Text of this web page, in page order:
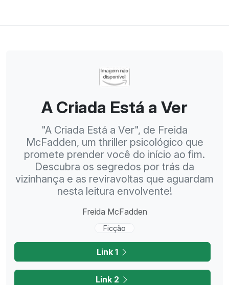
A Criada Está a Ver
"A Criada Está a Ver", de Freida
McFadden, um thriller psicológico que
promete prender você do início ao fim.
Descubra os segredos por trás da
vizinhança e as reviravoltas que aguardam
nesta leitura envolvente!
Freida McFadden
Ficção
Link 1
Link 2